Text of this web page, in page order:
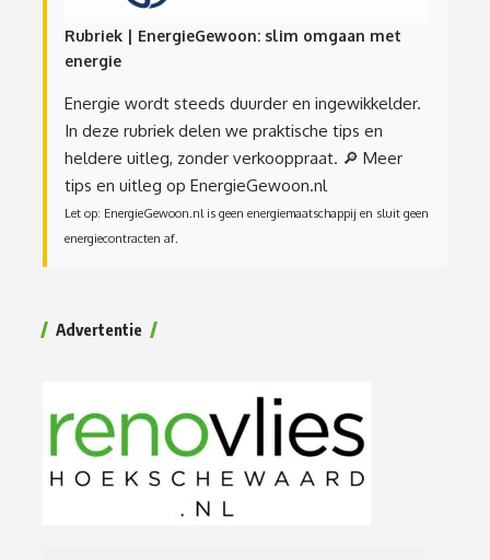
Rubriek | EnergieGewoon: slim omgaan met
energie
Energie wordt steeds duurder en ingewikkelder.
In deze rubriek delen we praktische tips en
heldere uitleg, zonder verkooppraat. 🔎 Meer
tips en uitleg op EnergieGewoon.nl
Let op: EnergieGewoon.nl is geen energiemaatschappij en sluit geen
energiecontracten af.
Advertentie